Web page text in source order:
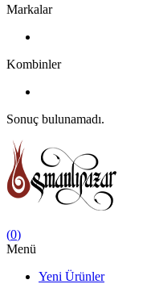
Markalar
Kombinler
Sonuç bulunamadı.
(0)
Menü
Yeni Ürünler